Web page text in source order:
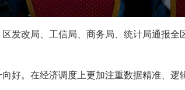
发改局、工信局、商务局、统计局通报
好。在经济调度上更加注重数据精准、